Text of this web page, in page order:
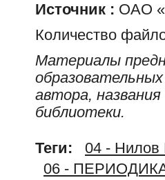
Источник : ОАО
Количество
Материалы
автора,
библиотеки.
Теги:
04 - Нилов
06 -